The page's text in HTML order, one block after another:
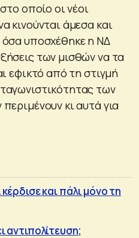
οποίο οι νέοι
κινούνται άμεσα και
υποσχέθηκε η ΝΔ
των μισθών να τα
εφικτό από τη στιγμή
των
κι αυτά για
και πάλι μόνο τη
αντιπολίτευση;